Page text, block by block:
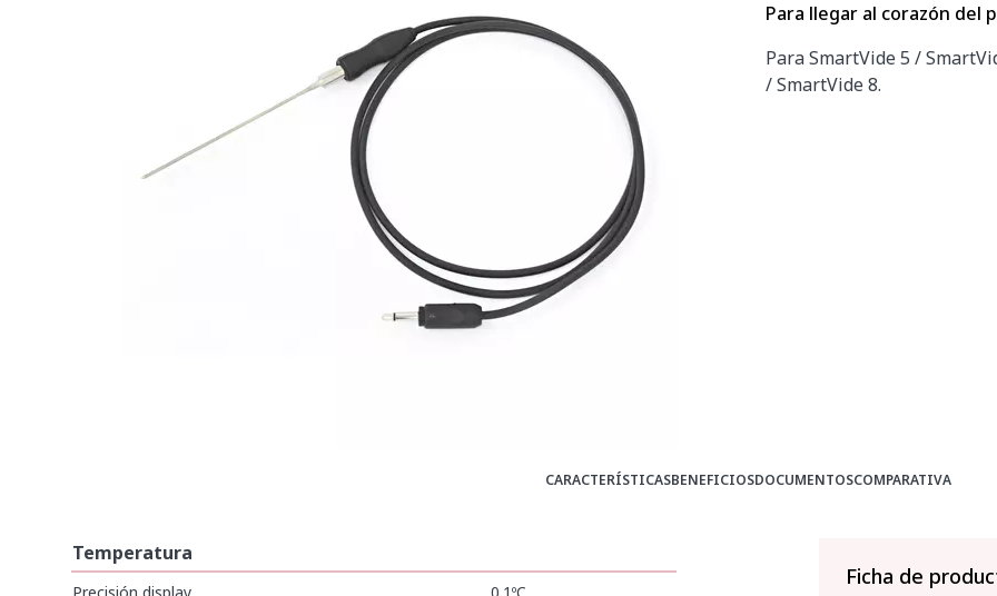
Para llegar al corazón del
Para SmartVide 5 /
/ SmartVide 8.
CARACTERÍSTICASBENEFICIOSDOCUMENTOSCOMPARATIVA
Temperatura
Ficha de